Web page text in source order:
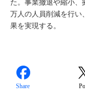
た。事業撤退や縮小、
万人の人員削減を行い
果を実現する。
Share